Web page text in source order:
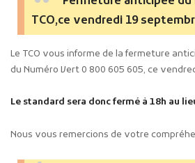
TCO,ce vendredi 19
Le TCO vous informe de la fermeture
du Numéro Vert 0 800 605 605, ce
Le standard sera donc fermé à 18h au
Nous vous remercions de votre